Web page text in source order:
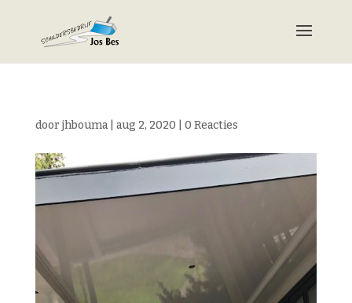
doorjhbouma| aug 2, 2020 0 Reacties